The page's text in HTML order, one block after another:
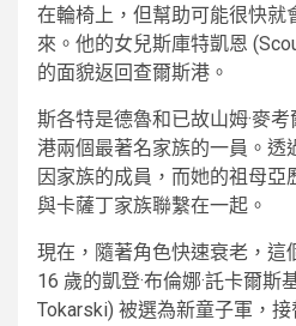
在輪椅上，但幫助可能很快就
來。他的女兒斯庫特凱恩
的面貌返回查爾斯港。
斯各特是德魯和已故山姆·麥
港兩個最著名家族的一員。透
因家族的成員，而她的祖母亞
與卡薩丁家族聯繫在一起。
現在，隨著角色快速衰老，這
16 歲的凱登·布倫娜·託卡爾斯
Tokarski) 被選為新童子軍，